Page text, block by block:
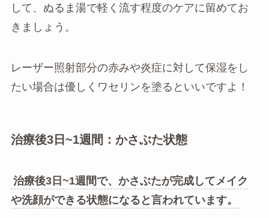
して、ぬるま湯で軽く流す程度のケアに留めてお
きましょう。
レーザー照射部分の赤みや炎症に対して保湿をし
たい場合は優しくワセリンを塗るといいですよ！
治療後3日~1週間：かさぶた状態
治療後3日~1週間で、かさぶたが完成してメイク
や洗顔ができる状態になると言われています。